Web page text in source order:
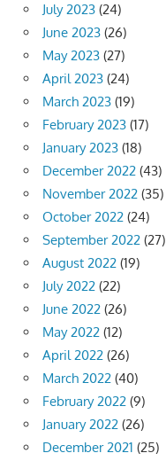
July 2023 (24)
June 2023 (26)
May 2023 (27)
April 2023 (24)
March 2023 (19)
February 2023 (17)
January 2023 (18)
December 2022 (43)
November 2022 (35)
October 2022 (24)
September 2022 (27)
August 2022 (19)
July 2022 (22)
June 2022 (26)
May 2022 (12)
April 2022 (26)
March 2022 (40)
February 2022 (9)
January 2022 (26)
December 2021 (25)